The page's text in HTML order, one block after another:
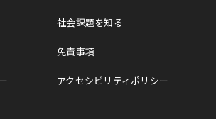
社会課題を知る
免責事項
アクセシビリティポリシー